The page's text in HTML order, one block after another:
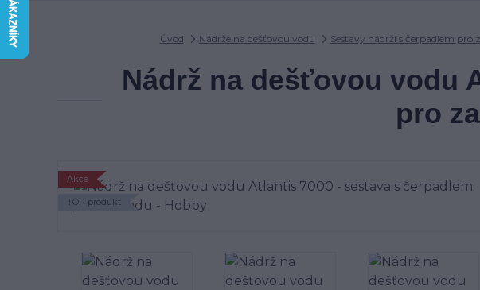
Úvod Nádrže na dešťovou vodu Sestavy nádrží s čerpadlem pro
Nádrž na dešťovou vodu
pro
Akce
TOP produkt